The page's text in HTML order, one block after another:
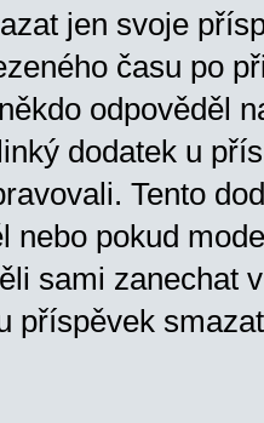
jen svoje
času po
odpověděl
dodatek u
Tento
nebo pokud
sami zanechat
příspěvek